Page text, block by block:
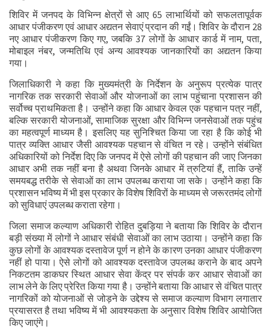
शिविर में जनपद के विभिन्न क्षेत्रों से आए 65 लाभार्थियों को सफलतापूर्वक
आधार पंजीकरण एवं आधार अद्यतन सेवाएं प्रदान की गईं। शिविर के दौरान 28
नए आधार पंजीकरण किए गए, जबकि 37 लोगों के आधार कार्ड में नाम, पता,
मोबाइल नंबर, जन्मतिथि एवं अन्य आवश्यक जानकारियों का अद्यतन किया
गया।
जिलाधिकारी ने कहा कि मुख्यमंत्री के निर्देशन के अनुरूप प्रत्येक पात्र
नागरिक तक सरकारी सेवाओं और योजनाओं का लाभ पहुंचाना प्रशासन की
सर्वोच्च प्राथमिकता है। उन्होंने कहा कि आधार केवल एक पहचान पत्र नहीं,
बल्कि सरकारी योजनाओं, सामाजिक सुरक्षा और विभिन्न जनसेवाओं तक पहुंच
का महत्वपूर्ण माध्यम है। इसलिए यह सुनिश्चित किया जा रहा है कि कोई भी
पात्र व्यक्ति आधार जैसी आवश्यक पहचान से वंचित न रहे। उन्होंने संबंधित
अधिकारियों को निर्देश दिए कि जनपद में ऐसे लोगों की पहचान की जाए जिनका
आधार अभी तक नहीं बना है अथवा जिनके आधार में त्रुटियां हैं, ताकि उन्हें
समयबद्ध तरीके से सेवाओं का लाभ उपलब्ध कराया जा सके। उन्होंने कहा कि
प्रशासन भविष्य में भी इस प्रकार के विशेष शिविरों के माध्यम से जरूरतमंद लोगों
को सुविधाएं उपलब्ध कराता रहेगा।
जिला समाज कल्याण अधिकारी रोहित दुबड़िया ने बताया कि शिविर के दौरान
बड़ी संख्या में लोगों ने आधार संबंधी सेवाओं का लाभ उठाया। उन्होंने कहा कि
कुछ लोगों के आवश्यक दस्तावेज पूर्ण न होने के कारण उनका आधार पंजीकरण
नहीं हो पाया। ऐसे लोगों को आवश्यक दस्तावेज उपलब्ध कराने के बाद अपने
निकटतम डाकघर स्थित आधार सेवा केंद्र पर संपर्क कर आधार सेवाओं का
लाभ लेने के लिए प्रेरित किया गया है। उन्होंने बताया कि आधार से वंचित पात्र
नागरिकों को योजनाओं से जोड़ने के उद्देश्य से समाज कल्याण विभाग लगातार
प्रयासरत है तथा भविष्य में भी आवश्यकता के अनुसार विशेष शिविर आयोजित
किए जाएंगे।